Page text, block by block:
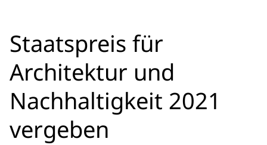
Staatspreis für
Architektur und
Nachhaltigkeit 2021
vergeben